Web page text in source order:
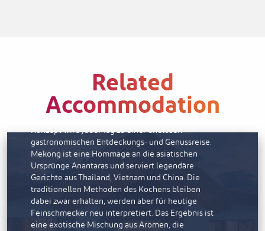
Related
Accommodation
Mit den sechs Restaurants und Bars des Resorts
sowie den Speisemöglichkeiten auf dem Zimmer
Konzept wird jeder Tag zu einer endlosen
gastronomischen Entdeckungs- und Genussreise.
Mekong ist eine Hommage an die asiatischen
Ursprünge Anantaras und serviert legendäre
Gerichte aus Thailand, Vietnam und China. Die
traditionellen Methoden des Kochens bleiben
dabei zwar erhalten, werden aber für heutige
Feinschmecker neu interpretiert. Das Ergebnis ist
eine exotische Mischung aus Aromen, die